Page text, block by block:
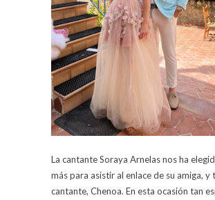
La cantante Soraya Arnelas nos ha
más para asistir al enlace de su amiga, y
cantante, Chenoa. En esta ocasión tan